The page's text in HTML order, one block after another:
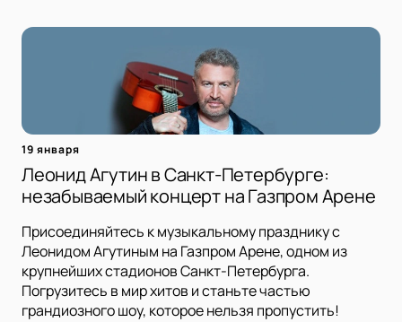
19 января
Леонид Агутин в Санкт-Петербурге:
незабываемый концерт на Газпром Арене
Присоединяйтесь к музыкальному празднику с
Леонидом Агутиным на Газпром Арене, одном из
крупнейших стадионов Санкт-Петербурга.
Погрузитесь в мир хитов и станьте частью
грандиозного шоу, которое нельзя пропустить!